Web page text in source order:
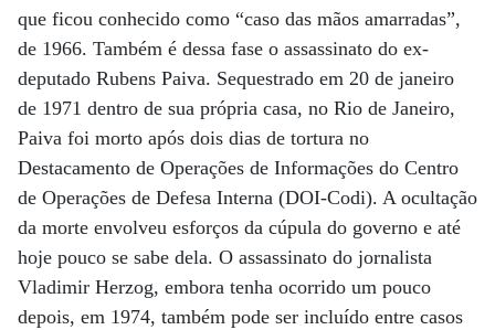
que ficou conhecido como “caso das mãos amarradas”,
de 1966. Também é dessa fase o assassinato do ex-
deputado Rubens Paiva. Sequestrado em 20 de janeiro
de 1971 dentro de sua própria casa, no Rio de Janeiro,
Paiva foi morto após dois dias de tortura no
Destacamento de Operações de Informações do Centro
de Operações de Defesa Interna (DOI-Codi). A ocultação
da morte envolveu esforços da cúpula do governo e até
hoje pouco se sabe dela. O assassinato do jornalista
Vladimir Herzog, embora tenha ocorrido um pouco
depois, em 1974, também pode ser incluído entre casos